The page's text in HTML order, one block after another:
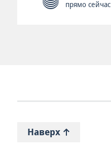
прямо сейчас
Наверх